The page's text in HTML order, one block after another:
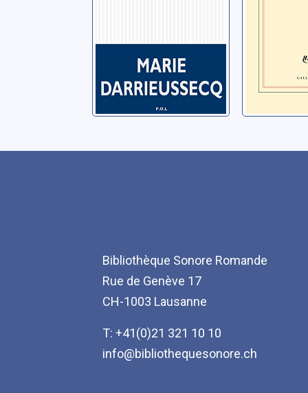
Bibliothèque Sonore Romande
Rue de Genève 17
CH-1003 Lausanne
T: +41(0)21 321 10 10
info@bibliothequesonore.ch